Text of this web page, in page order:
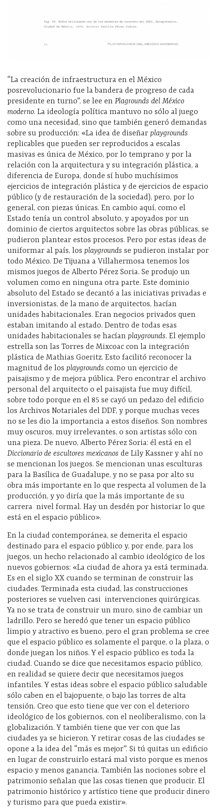
“La creación de infraestructura en el México
posrevolucionario fue la bandera de progreso de cada
presidente en turno”, se lee en Plagrounds del México
moderno. La ideología política mantuvo no sólo al juego
como una necesidad, sino que también generó demandas
sobre su producción: «La idea de diseñar playgrounds
replicables que pueden ser reproducidos a escalas
masivas es única de México, por lo temprano y por la
relación con la arquitectura y su integración plástica, a
diferencia de Europa, donde sí hubo muchísimos
ejercicios de integración plástica y de ejercicios de espacio
público (y de restauración de la sociedad), pero, por lo
general, con piezas únicas. En cambio aquí, como el
Estado tenía un control absoluto, y apoyados por un
dominio de ciertos arquitectos sobre las obras públicas, se
pudieron plantear estos procesos. Pero por estas ideas de
uniformar al país, los playgrounds se pudieron instalar por
todo México. De Tijuana a Villahermosa tenemos los
mismos juegos de Alberto Pérez Soria. Se produjo un
volumen como en ninguna otra parte. Este dominio
absoluto del Estado se decantó a las iniciativas privadas e
inversionistas, de la mano de arquitectos, hacían
unidades habitacionales. Eran negocios privados quen
estaban imitando al estado. Dentro de todas esas
unidades habitacionales se hacían playgrounds. El ejemplo
estrella son las Torres de Mixcoac con la integración
plástica de Mathias Goeritz. Esto facilitó reconocer la
magnitud de los playgrounds como un ejercicio de
paisajismo y de mejora pública. Pero encontrar el archivo
personal del arquitecto o el paisajista fue muy difícil,
sobre todo porque en el 85 se cayó un pedazo del edificio
los Archivos Notariales del DDF, y porque muchas veces
no se les dio la importancia a estos diseños. Son nombres
muy oscuros, muy irrelevantes, o son artistas sólo con
una pieza. De nuevo, Alberto Pérez Soria: él está en el
Diccionario de escultores mexicanos de Lily Kassner y ahí no
se mencionan los juegos. Se mencionan unas esculturas
para la Basílica de Guadalupe, y no se pasa por alto su
obra más importante en lo que respecta al volumen de la
producción, y yo diría que la más importante de su
carrera nivel formal. Hay un desdén por historiar lo que
está en el espacio público».
En la ciudad contemporánea, se demerita el espacio
destinado para el espacio público y, por ende, para los
juegos, un hecho relacionado al cambio ideológico de los
nuevos gobiernos: «La ciudad de ahora ya está terminada.
Es en el siglo XX cuando se terminan de construir las
ciudades. Terminada esta ciudad, las construcciones
posteriores se vuelven casi intervenciones quirúrgicas.
Ya no se trata de construir un muro, sino de cambiar un
ladrillo. Pero se heredó que tener un espacio público
limpio y atractivo es bueno, pero el gran problema se cree
que el espacio público es solamente el parque, o la plaza, o
donde juegan los niños. Y el espacio público es toda la
ciudad. Cuando se dice que necesitamos espacio público,
en realidad se quiere decir que necesitamos juegos
infantiles. Y estas ideas sobre el espacio público saludable
sólo caben en el bajopuente, o bajo las torres de alta
tensión. Creo que esto tiene que ver con el deterioro
ideológico de los gobiernos, con el neoliberalismo, con la
globalización. Y también tiene que ver con que las
ciudades ya se hicieron. Y retirar cosas de las ciudades se
opone a la idea del “más es mejor”. Si tú quitas un edificio
en lugar de construirlo estará mal visto porque es menos
espacio y menos ganancia. También las nociones sobre el
patrimonio señalan que las cosas tienen que producir. El
patrimonio histórico y artístico tiene que producir dinero
y turismo para que pueda existir».